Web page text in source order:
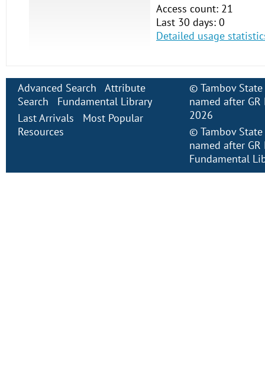
Access count: 21
Last 30 days: 0
Detailed usage
Advanced Search
Attribute
Search
Fundamental Library
Last Arrivals
Most Popular
Resources
© Tambov
named after
2026
© Tambov
named after
Fundamental